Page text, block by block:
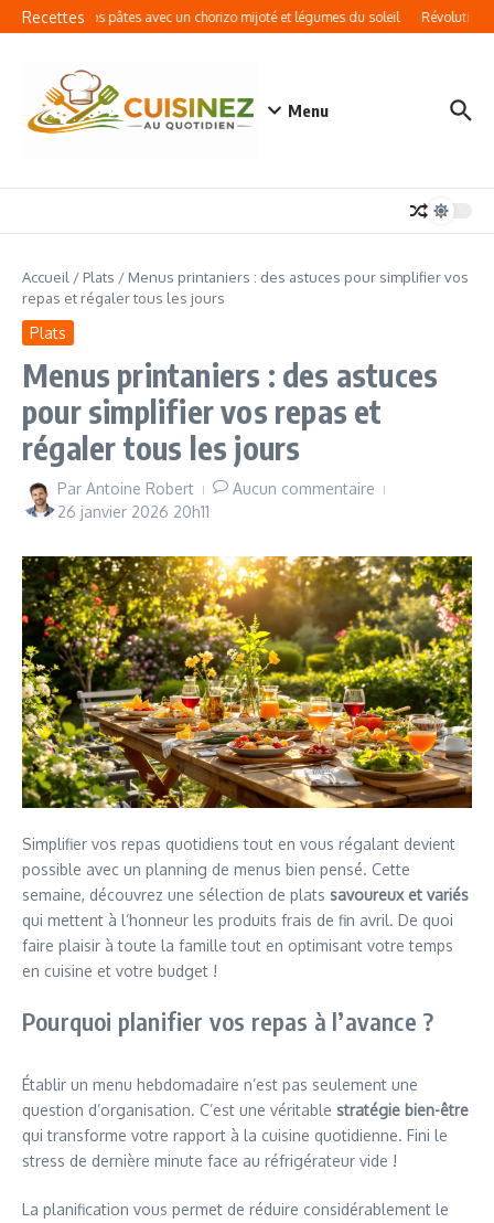
Aller au contenu
Recettes
Sublimez vos pâtes avec un chorizo mijoté et légumes du soleil Révolution
Menu
Accueil / Plats / Menus printaniers : des astuces pour simplifier vos
repas et régaler tous les jours
Plats
Menus printaniers : des astuces
pour simplifier vos repas et
régaler tous les jours
Par Antoine Robert
Aucun commentaire
26 janvier 2026 20h11
Simplifier vos repas quotidiens tout en vous régalant devient
possible avec un planning de menus bien pensé. Cette
semaine, découvrez une sélection de plats savoureux et variés
qui mettent à l’honneur les produits frais de fin avril. De quoi
faire plaisir à toute la famille tout en optimisant votre temps
en cuisine et votre budget !
Pourquoi planifier vos repas à l’avance ?
Établir un menu hebdomadaire n’est pas seulement une
question d’organisation. C’est une véritable stratégie bien-être
qui transforme votre rapport à la cuisine quotidienne. Fini le
stress de dernière minute face au réfrigérateur vide !
La planification vous permet de réduire considérablement le